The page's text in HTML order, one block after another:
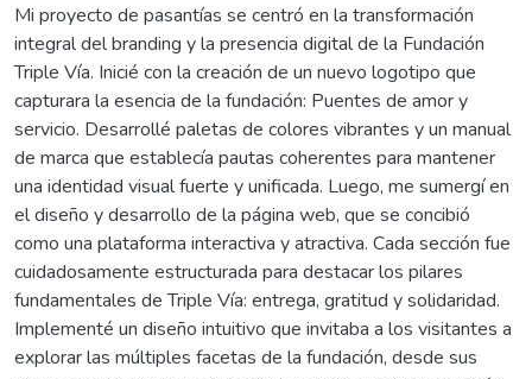
Mi proyecto de pasantías se centró en la transformación
integral del branding y la presencia digital de la Fundación
Triple Vía. Inicié con la creación de un nuevo logotipo que
capturara la esencia de la fundación: Puentes de amor y
servicio. Desarrollé paletas de colores vibrantes y un manual
de marca que establecía pautas coherentes para mantener
una identidad visual fuerte y unificada. Luego, me sumergí en
el diseño y desarrollo de la página web, que se concibió
como una plataforma interactiva y atractiva. Cada sección fue
cuidadosamente estructurada para destacar los pilares
fundamentales de Triple Vía: entrega, gratitud y solidaridad.
Implementé un diseño intuitivo que invitaba a los visitantes a
explorar las múltiples facetas de la fundación, desde sus